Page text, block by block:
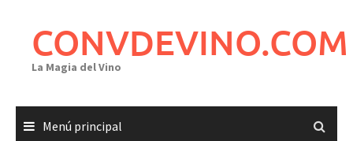
contenidoCONVDEVINO.COM
La Magia del Vino
Menú principal